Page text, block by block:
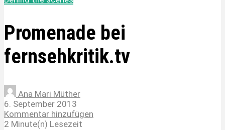
Promenade bei
fernsehkritik.tv
Ana Mari Müther
6. September 2013
Kommentar hinzufügen
2 Minute(n) Lesezeit